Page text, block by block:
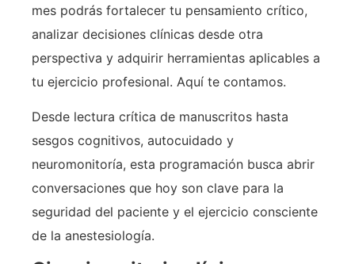
mes podrás fortalecer tu pensamiento crítico,
analizar decisiones clínicas desde otra
perspectiva y adquirir herramientas aplicables a
tu ejercicio profesional. Aquí te contamos.
Desde lectura crítica de manuscritos hasta
sesgos cognitivos, autocuidado y
neuromonitoría, esta programación busca abrir
conversaciones que hoy son clave para la
seguridad del paciente y el ejercicio consciente
de la anestesiología.